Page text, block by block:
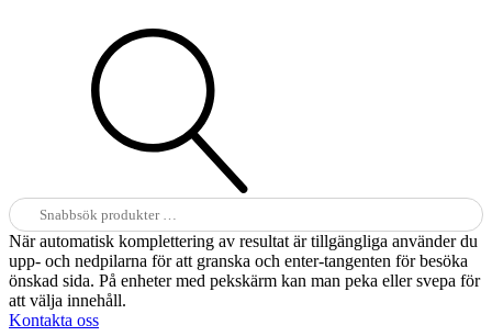
Sök
efter:
När automatisk komplettering av resultat är tillgängliga använder du
upp- och nedpilarna för att granska och enter-tangenten för besöka
önskad sida. På enheter med pekskärm kan man peka eller svepa för
att välja innehåll.
Kontakta oss